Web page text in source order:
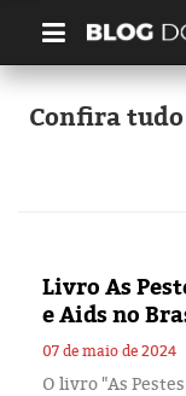
Confira tudo
Livro As
e Aids no
07 de maio de 2024
O livro "As